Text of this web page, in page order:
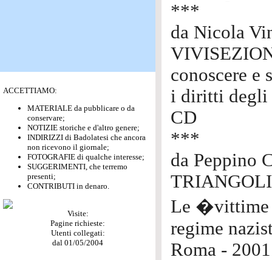
ACCETTIAMO:
MATERIALE da pubblicare o da
conservare;
NOTIZIE storiche e d'altro genere;
INDIRIZZI di Badolatesi che ancora
non ricevono il giornale;
FOTOGRAFIE di qualche interesse;
SUGGERIMENTI, che terremo
presenti;
CONTRIBUTI in denaro.
Visite:
Pagine richieste:
Utenti collegati:
dal 01/05/2004
***
da Nicola
conoscere e
i diritti degli
CD
***
da Peppino
Le �vittime
regime
Roma - 2001